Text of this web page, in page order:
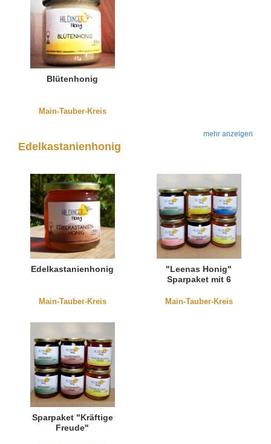
Blütenhonig
Main-Tauber-Kreis
mehr anzeigen
Edelkastanienhonig
Edelkastanienhonig
Main-Tauber-Kreis
"Leenas Honig"
Sparpaket mit 6
Main-Tauber-Kreis
Sparpaket "Kräftige
Freude"